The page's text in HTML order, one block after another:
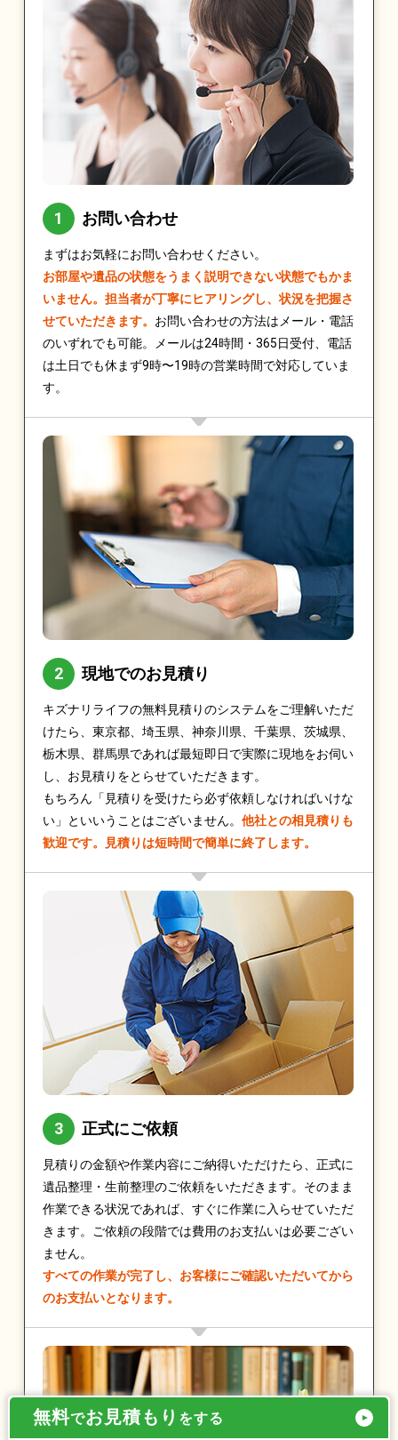
お問い合わせ
まずはお気軽にお問い合わせください。
お部屋や遺品の状態をうまく説明できない状態でもかま
いません。担当者が丁寧にヒアリングし、状況を把握さ
せていただきます。 お問い合わせの方法はメール・電話
のいずれでも可能。メールは24時間・365日受付、電話
は土日でも休まず9時〜19時の営業時間で対応していま
す。
現地でのお見積り
キズナリライフの無料見積りのシステムをご理解いただ
けたら、東京都、埼玉県、神奈川県、千葉県、茨城県、
栃木県、群馬県であれば最短即日で実際に現地をお伺い
し、お見積りをとらせていただきます。
もちろん「見積りを受けたら必ず依頼しなければいけな
い」といいうことはございません。 他社との相見積りも
歓迎です。見積りは短時間で簡単に終了します。
正式にご依頼
見積りの金額や作業内容にご納得いただけたら、正式に
遺品整理・生前整理のご依頼をいただきます。そのまま
作業できる状況であれば、すぐに作業に入らせていただ
きます。ご依頼の段階では費用のお支払いは必要ござい
ません。
すべての作業が完了し、お客様にご確認いただいてから
のお支払いとなります。
無料でお見積もり をする